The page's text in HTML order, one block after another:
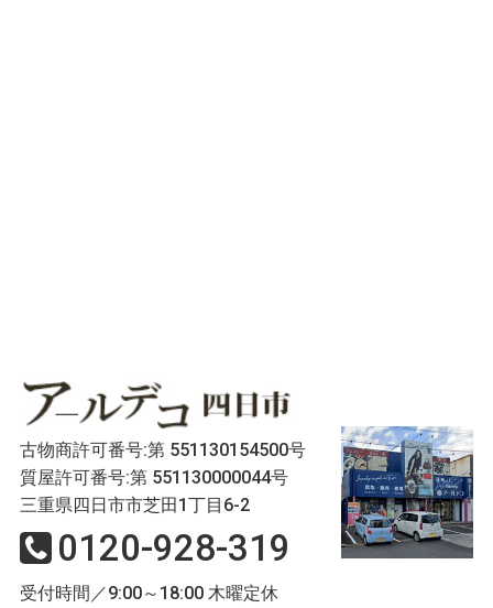
古物商許可番号:第 551130154500号
質屋許可番号:第 551130000044号
三重県四日市市芝田1丁目6-2
0120-928-319
受付時間／9:00～18:00 木曜定休